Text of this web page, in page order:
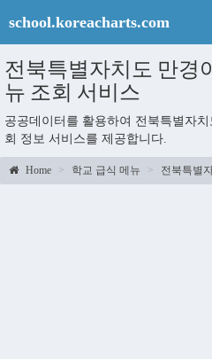
school.koreacharts.com
전북특별자치도 만경
뉴 조회 서비스
공공데이터를 활용하여 전북특별자
회 정보 서비스를 제공합니다.
Home 학교 급식 메뉴 전북특별